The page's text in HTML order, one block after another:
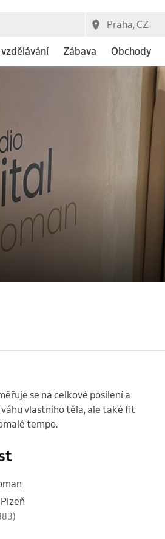
vzdělávání Zábava Obchody
se na celkové posílení a
vlastního těla, ale také fit
tempo.